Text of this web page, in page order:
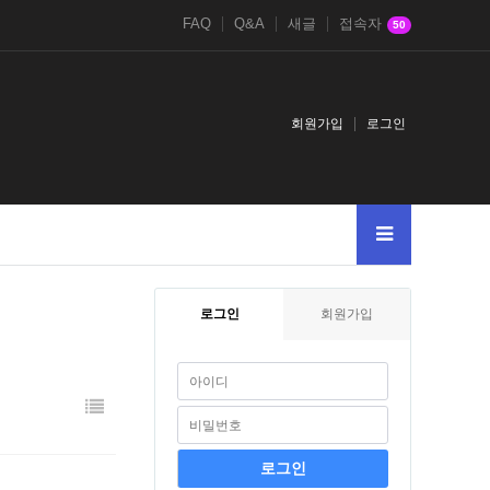
FAQ Q&A 새글 접속자 50
회원가입 로그인
로그인 회원가입